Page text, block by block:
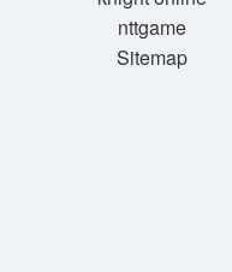
nttgame
Sitemap